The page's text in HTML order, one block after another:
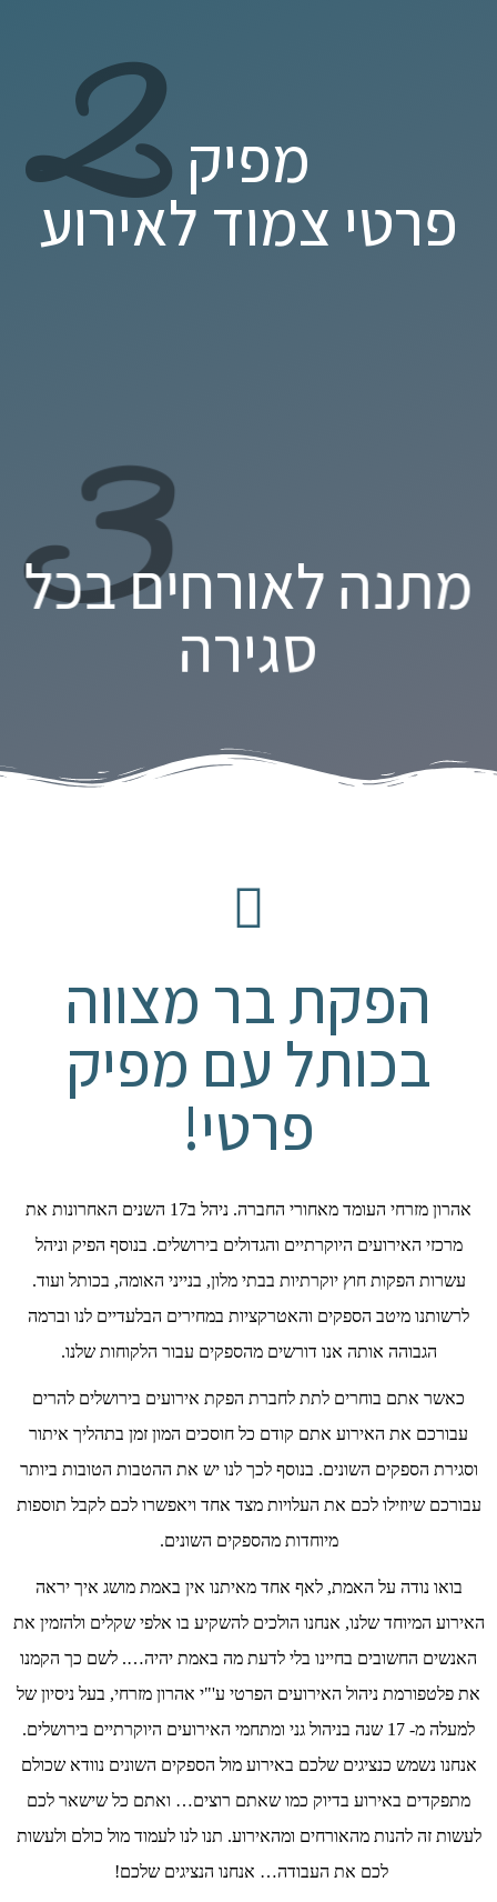
2 מפיק
פרטי צמוד לאירוע
3
מתנה לאורחים בכל
סגירה
הפקת בר מצווה
בכותל עם מפיק
פרטי!
אהרון מזרחי העומד מאחורי החברה. ניהל ב17 השנים האחרונות את
מרכזי האירועים היוקרתיים והגדולים בירושלים. בנוסף הפיק וניהל
עשרות הפקות חוץ יוקרתיות בבתי מלון, בנייני האומה, בכותל ועוד.
לרשותנו מיטב הספקים והאטרקציות במחירים הבלעדיים לנו וברמה
הגבוהה אותה אנו דורשים מהספקים עבור הלקוחות שלנו.
כאשר אתם בוחרים לתת לחברת הפקת אירועים בירושלים להרים
עבורכם את האירוע אתם קודם כל חוסכים המון זמן בתהליך איתור
וסגירת הספקים השונים. בנוסף לכך לנו יש את ההטבות הטובות ביותר
עבורכם שיוזילו לכם את העלויות מצד אחד ויאפשרו לכם לקבל תוספות
מיוחדות מהספקים השונים.
בואו נודה על האמת, לאף אחד מאיתנו אין באמת מושג איך יראה
האירוע המיוחד שלנו, אנחנו הולכים להשקיע בו אלפי שקלים ולהזמין את
האנשים החשובים בחיינו בלי לדעת מה באמת יהיה…. לשם כך הקמנו
את פלטפורמת ניהול האירועים הפרטי ע'"י אהרון מזרחי, בעל ניסיון של
למעלה מ- 17 שנה בניהול גני ומתחמי האירועים היוקרתיים בירושלים.
אנחנו נשמש כנציגים שלכם באירוע מול הספקים השונים נוודא שכולם
מתפקדים באירוע בדיוק כמו שאתם רוצים… ואתם כל שישאר לכם
לעשות זה להנות מהאורחים ומהאירוע. תנו לנו לעמוד מול כולם ולעשות
לכם את העבודה… אנחנו הנציגים שלכם!